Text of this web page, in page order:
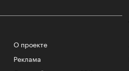
О проекте
Реклама